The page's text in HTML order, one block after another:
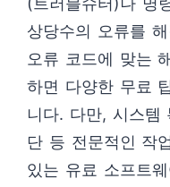
상당수의 오류를
오류 코드에 맞는
하면 다양한 무료
니다. 다만, 시스템
단 등 전문적인 작
있는 유료 소프트